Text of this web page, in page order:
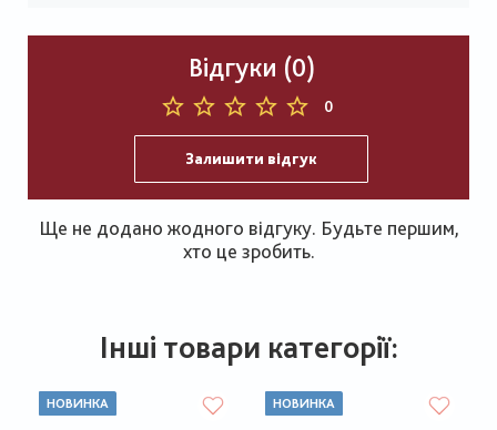
Відгуки (0)
0
Залишити відгук
Ще не додано жодного відгуку. Будьте першим,
хто це зробить.
Інші товари категорії:
НОВИНКА НОВИНКА